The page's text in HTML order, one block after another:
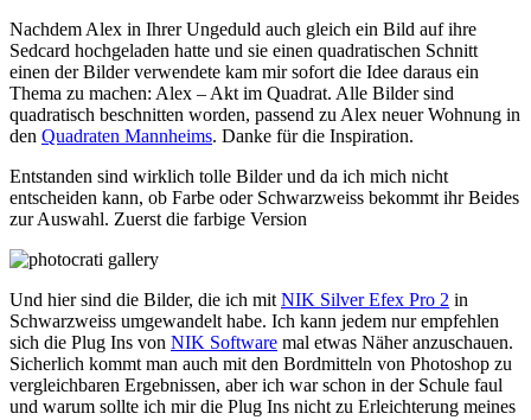
Nachdem Alex in Ihrer Ungeduld auch gleich ein Bild auf ihre
Sedcard hochgeladen hatte und sie einen quadratischen Schnitt
einen der Bilder verwendete kam mir sofort die Idee daraus ein
Thema zu machen: Alex – Akt im Quadrat. Alle Bilder sind
quadratisch beschnitten worden, passend zu Alex neuer Wohnung in
den Quadraten Mannheims. Danke für die Inspiration.
Entstanden sind wirklich tolle Bilder und da ich mich nicht
entscheiden kann, ob Farbe oder Schwarzweiss bekommt ihr Beides
zur Auswahl. Zuerst die farbige Version
Und hier sind die Bilder, die ich mit NIK Silver Efex Pro 2 in
Schwarzweiss umgewandelt habe. Ich kann jedem nur empfehlen
sich die Plug Ins von NIK Software mal etwas Näher anzuschauen.
Sicherlich kommt man auch mit den Bordmitteln von Photoshop zu
vergleichbaren Ergebnissen, aber ich war schon in der Schule faul
und warum sollte ich mir die Plug Ins nicht zu Erleichterung meines